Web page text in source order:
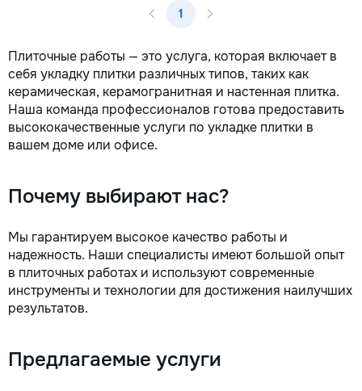
1
Плиточные работы — это услуга, которая включает в
себя укладку плитки различных типов, таких как
керамическая, керамогранитная и настенная плитка.
Наша команда профессионалов готова предоставить
высококачественные услуги по укладке плитки в
вашем доме или офисе.
Почему выбирают нас?
Мы гарантируем высокое качество работы и
надежность. Наши специалисты имеют большой опыт
в плиточных работах и используют современные
инструменты и технологии для достижения наилучших
результатов.
Предлагаемые услуги